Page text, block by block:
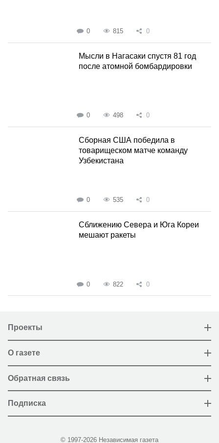
0 815 0
Мысли в Нагасаки спустя 81 год
после атомной бомбардировки
0 498 0
Сборная США победила в
товарищеском матче команду
Узбекистана
0 535 0
Сближению Севера и Юга Кореи
мешают ракеты
0 822 0
Проекты
О газете
Обратная связь
Подписка
© 1997-2026 Независимая газета